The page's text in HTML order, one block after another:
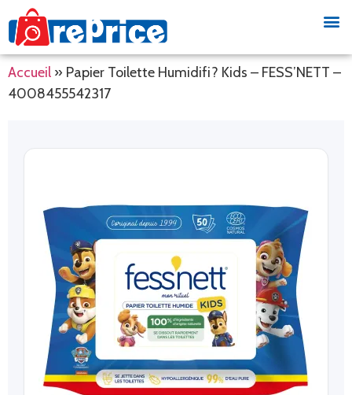
Accueil » Papier Toilette Humidifi? Kids – FESS’NETT –
4008455542317